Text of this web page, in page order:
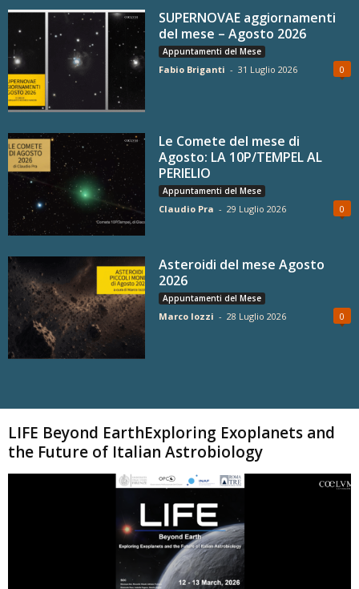
SUPERNOVAE aggiornamenti
del mese – Agosto 2026
Appuntamenti del Mese
Fabio Briganti - 31 Luglio 2026 0
Le Comete del mese di
Agosto: LA 10P/TEMPEL AL
PERIELIO
Appuntamenti del Mese
Claudio Pra - 29 Luglio 2026 0
Asteroidi del mese Agosto
2026
Appuntamenti del Mese
Marco Iozzi - 28 Luglio 2026 0
LIFE Beyond EarthExploring Exoplanets and
the Future of Italian Astrobiology